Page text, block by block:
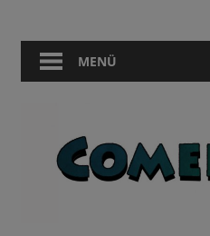
springen
Berlin
MENÜ